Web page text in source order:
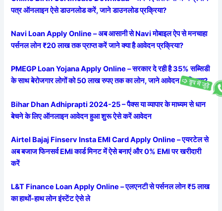
पत्र ऑनलाइन ऐसे डाउनलोड करें, जाने डाउनलोड प्रक्रिया?
Navi Loan Apply Online – अब आसानी से Navi मोबाइल ऐप से मनचाहा
पर्सनल लोन ₹20 लाख तक प्राप्त करें जाने क्या है आवेदन प्रक्रिया?
PMEGP Loan Yojana Apply Online – सरकार दे रही है 35% सब्सिडी
के साथ बेरोजगार लोगों को 50 लाख रुपए तक का लोन, जाने आवेदन प्रक्रिया?
Bihar Dhan Adhiprapti 2024-25 – पैक्स या व्यापार के माध्यम से धान
बेचने के लिए ऑनलाइन आवेदन हुआ शुरू ऐसे करें आवेदन
Airtel Bajaj Finserv Insta EMI Card Apply Online – एयरटेल से
अब बजाज फिनसर्व EMI कार्ड मिनट में ऐसे बनाएं और 0% EMI पर खरीदारी
करें
L&T Finance Loan Apply Online – एलएनटी से पर्सनल लोन ₹5 लाख
का हाथों-हाथ लोन इंस्टेंट ऐसे ले